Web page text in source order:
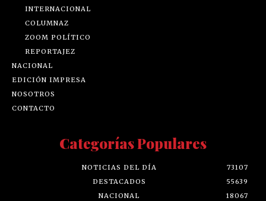
INTERNACIONAL
COLUMNAZ
ZOOM POLÍTICO
REPORTAJEZ
NACIONAL
EDICIÓN IMPRESA
NOSOTROS
CONTACTO
Categorías Populares
NOTICIAS DEL DÍA
73107
DESTACADOS
55639
NACIONAL
18067